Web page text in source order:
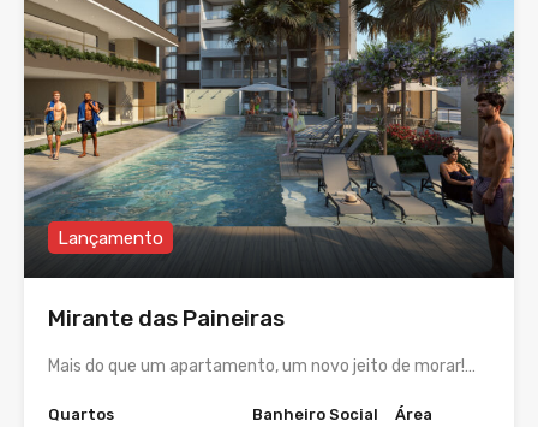
Lançamento
Mirante das Paineiras
Mais do que um apartamento, um novo jeito de morar!…
Quartos Banheiro Social Área